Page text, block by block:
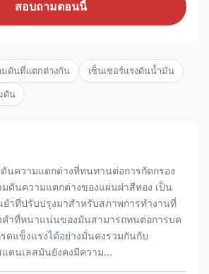
สอบถามตอนนี้
มดันที่แตกต่างกัน เซ็นเซอร์แรงดันน้ำมัน
ดัน
ดันความแตกต่างที่ทนทานต่อการกัดกรอง
มดันความแตกต่างของแผ่นผ่าสีทอง เป็น
าที่ปรับปรุงมาสําหรับสภาพการทํางานที่
คําที่หนาแน่นของมันสามารถทนต่อการบด
ดแข็งแรงได้อย่างมั่นคงรวมกันกับ
ตนเลสมันยังคงมีความ...